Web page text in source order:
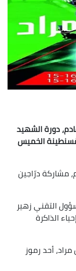
دورة الشهيد
قسنطينة الخميس
مشاركة درّاجين
التقني زهير
الذاكرة
أحد رموز